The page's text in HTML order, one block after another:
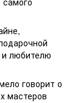
и любителю
говорит о
мастеров